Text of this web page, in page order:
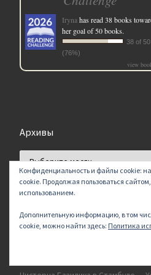
Irynahas read 38 books
her goal of 50 books.
38 of 50
(76%)
view
Архивы
Свежие записи
Голубая мечеть – Sultanahmet
Конфиденциальность и файлы cookie:
cookie. Продолжая пользоваться
использованием.
Дополнительную информацию, в том
cookie, можно найти здесь: Политика